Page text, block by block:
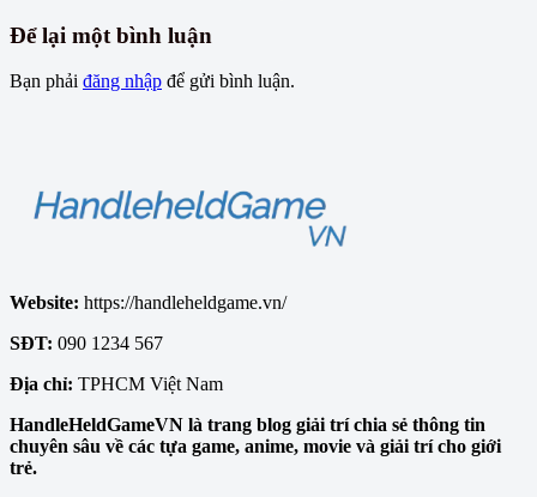
Để lại một bình luận
Bạn phải đăng nhập để gửi bình luận.
Website: https://handleheldgame.vn/
SĐT: 090 1234 567
Địa chỉ: TPHCM Việt Nam
HandleHeldGameVN là trang blog giải trí chia sẻ thông tin
chuyên sâu về các tựa game, anime, movie và giải trí cho giới
trẻ.